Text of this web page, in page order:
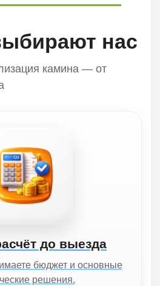
нас
камина — от
до выезда
бюджет и основные
решения.